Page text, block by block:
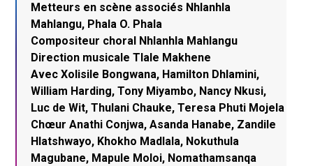
Metteurs en scène associés Nhlanhla
Mahlangu, Phala O. Phala
Compositeur choral Nhlanhla Mahlangu
Direction musicale Tlale Makhene
Avec Xolisile Bongwana, Hamilton Dhlamini,
William Harding, Tony Miyambo, Nancy Nkusi,
Luc de Wit, Thulani Chauke, Teresa Phuti Mojela
Chœur Anathi Conjwa, Asanda Hanabe, Zandile
Hlatshwayo, Khokho Madlala, Nokuthula
Magubane, Mapule Moloi, Nomathamsanqa